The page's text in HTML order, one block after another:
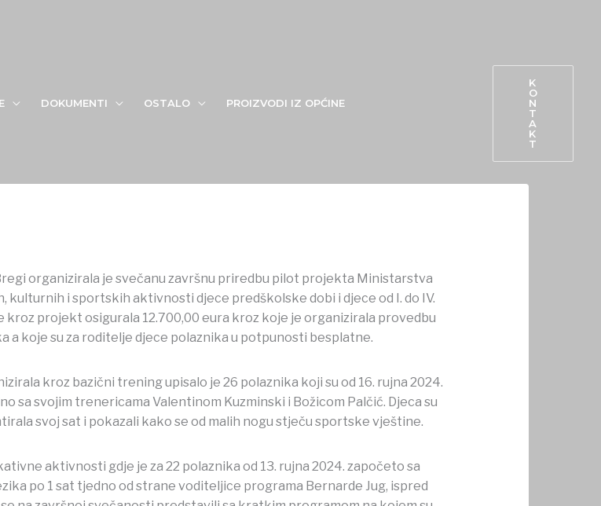
DOKUMENTI OSTALO
PROIZVODI IZ OPĆINE
K
O
N
T
A
K
T
organizirala je svečanu završnu priredbu pilot projekta Ministarstva
i sportskih aktivnosti djece predškolske dobi i djece od I. do IV.
projekt osigurala 12.700,00 eura kroz koje je organizirala provedbu
a koje su za roditelje djece polaznika u potpunosti besplatne.
kroz bazični trening upisalo je 26 polaznika koji su od 16. rujna 2024.
sa svojim trenericama Valentinom Kuzminski i Božicom Palčić. Djeca su
svoj sat i pokazali kako se od malih nogu stječu sportske vještine.
aktivnosti gdje je za 22 polaznika od 13. rujna 2024. započeto sa
po 1 sat tjedno od strane voditeljice programa Bernarde Jug, ispred